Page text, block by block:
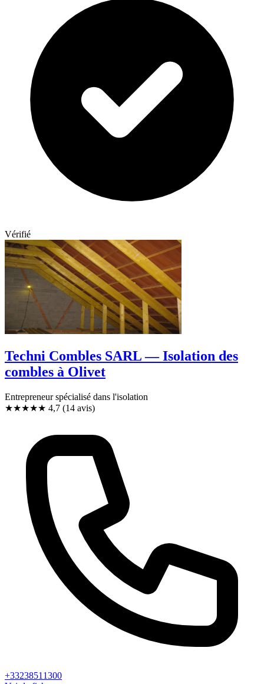
Vérifié
Techni Combles SARL — Isolation des
combles à Olivet
Entrepreneur spécialisé dans l'isolation
★★★★★ 4,7 (14 avis)
+33238511300